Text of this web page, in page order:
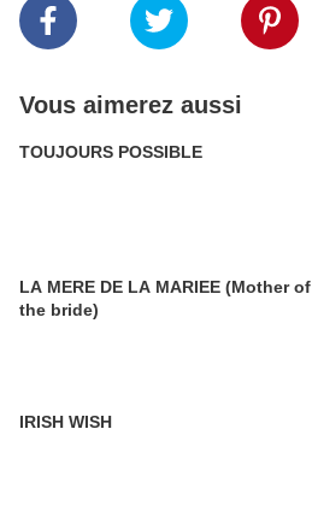
Vous aimerez aussi
TOUJOURS POSSIBLE
LA MERE DE LA MARIEE (Mother of
the bride)
IRISH WISH